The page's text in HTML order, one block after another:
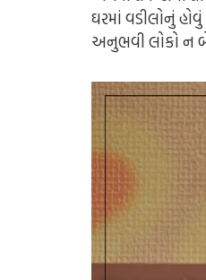
ઘરમાં વડીલોનું
અનુભવી લોકો ન